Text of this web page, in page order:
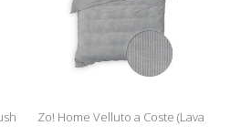
Zo! Home Velluto a Coste (Lava